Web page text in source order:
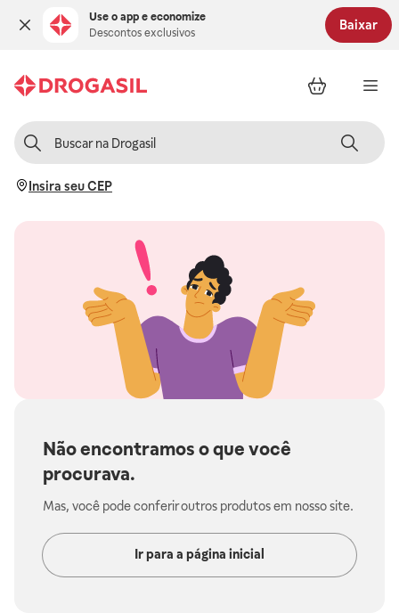
Use o app e economize
Descontos exclusivos
Baixar
Insira seu CEP
Não encontramos o que você
procurava.
Mas, você pode conferir outros produtos em nosso site.
Ir para a página inicial